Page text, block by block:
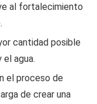
al fortalecimiento
cantidad posible
agua.
el proceso de
de crear una